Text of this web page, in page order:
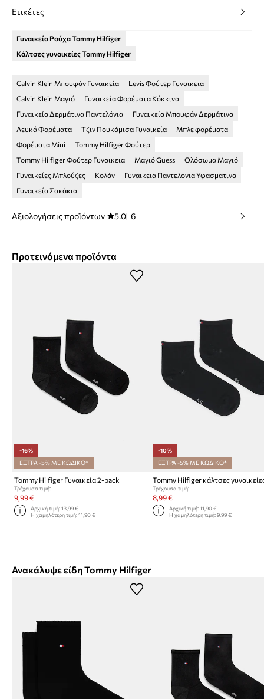
Ετικέτες
Γυναικεία Ρούχα Tommy Hilfiger
Κάλτσες γυναικείες Tommy Hilfiger
Calvin Klein Μπουφάν Γυναικεία
Levis Φούτερ Γυναικεια
Calvin Klein Μαγιό
Γυναικεία Φορέματα Κόκκινα
Γυναικεία Δερμάτινα Παντελόνια
Γυναικεία Μπουφάν Δερμάτινα
Λευκά Φορέματα
Τζιν Πουκάμισα Γυναικεία
Μπλε φορέματα
Φορέματα Mini
Tommy Hilfiger Φούτερ
Tommy Hilfiger Φούτερ Γυναικεια
Μαγιό Guess
Ολόσωμα Μαγιό
Γυναικείες Μπλούζες
Κολάν
Γυναικεια Παντελονια Υφασματινα
Γυναικεία Σακάκια
Αξιολογήσεις προϊόντων 5.0 6
Προτεινόμενα προϊόντα
-16%
ΕΞΤΡΑ -5% ΜΕ ΚΩΔΙΚΟ*
Tommy Hilfiger Γυναικεία 2-pack
Τρέχουσα τιμή:
9,99 €
Αρχική τιμή:13,99 €
Η χαμηλότερη τιμή:11,90 €
-10%
ΕΞΤΡΑ -5% ΜΕ ΚΩΔΙΚΟ*
Τρέχουσα τιμή:
8,99 €
Αρχική τιμή: 11,90 €
Η χαμηλότερη τιμή: 9,99 €
Ανακάλυψε είδη Tommy Hilfiger